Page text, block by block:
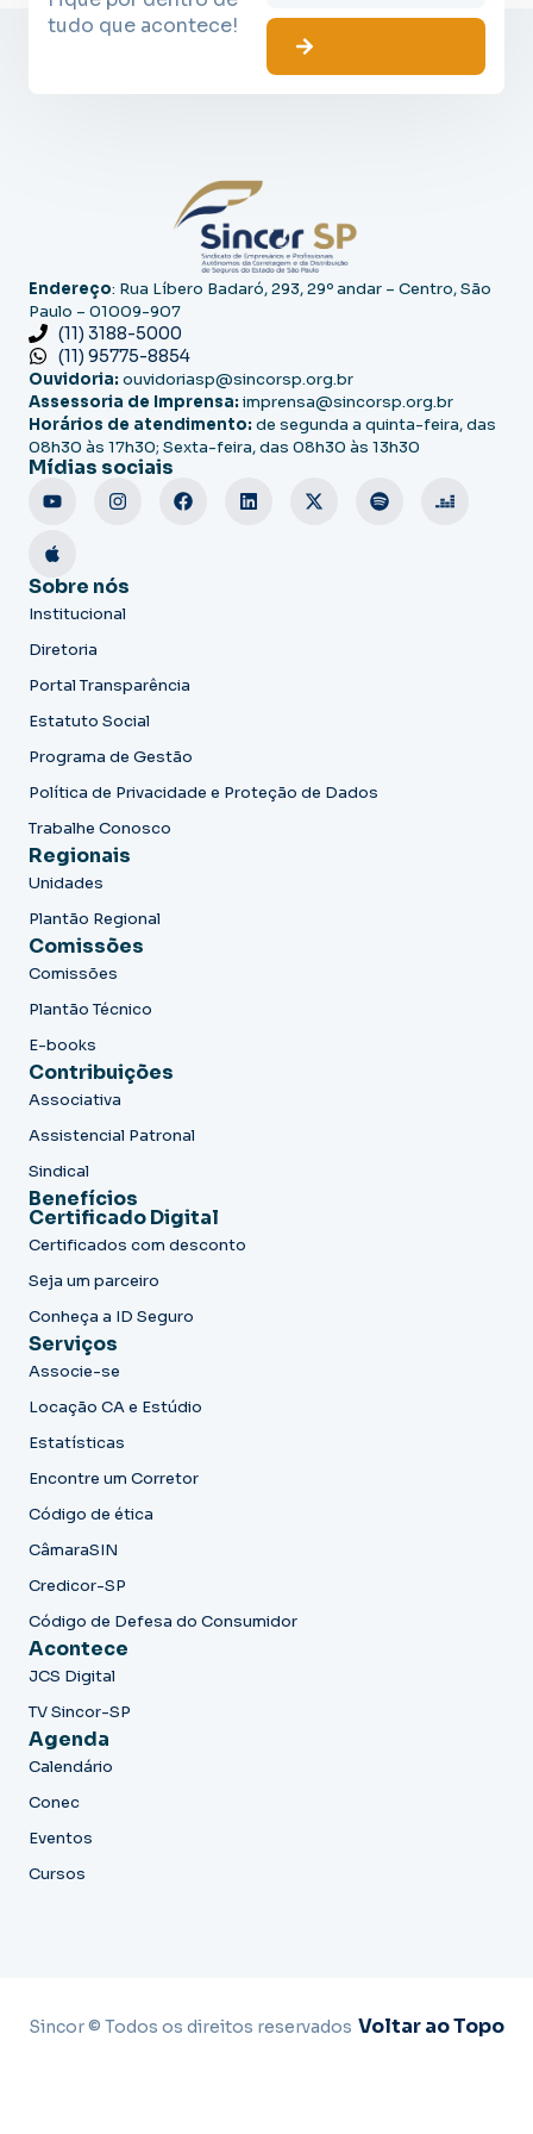
tudo que acontece!
Endereço: Rua Líbero Badaró, 293, 29º andar – Centro, São
Paulo – 01009-907
(11) 3188-5000
(11) 95775-8854
Ouvidoria: ouvidoriasp@sincorsp.org.br
Assessoria de Imprensa: imprensa@sincorsp.org.br
Horários de atendimento: de segunda a quinta-feira, das
08h30 às 17h30; Sexta-feira, das 08h30 às 13h30
Mídias sociais
Sobre nós
Institucional
Diretoria
Portal Transparência
Estatuto Social
Programa de Gestão
Política de Privacidade e Proteção de Dados
Trabalhe Conosco
Regionais
Unidades
Plantão Regional
Comissões
Comissões
Plantão Técnico
E-books
Contribuições
Associativa
Assistencial Patronal
Sindical
Benefícios
Certificado Digital
Certificados com desconto
Seja um parceiro
Conheça a ID Seguro
Serviços
Associe-se
Locação CA e Estúdio
Estatísticas
Encontre um Corretor
Código de ética
CâmaraSIN
Credicor-SP
Código de Defesa do Consumidor
Acontece
JCS Digital
TV Sincor-SP
Agenda
Calendário
Conec
Eventos
Cursos
Sincor © Todos os direitos reservados Voltar ao Topo